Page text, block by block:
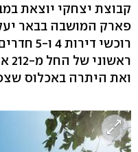
פארק המושבה בבאר
ואת היתרה באכלוס